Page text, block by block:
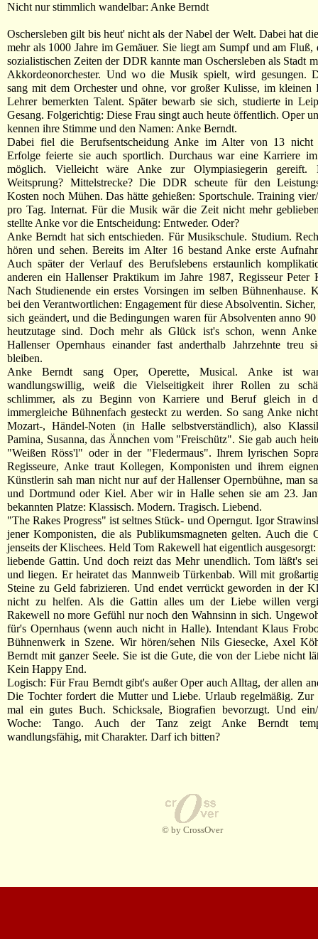
Nicht nur stimmlich wandelbar: Anke Berndt
Oschersleben gilt bis heut' nicht als der Nabel der Welt. Dabei hat
mehr als 1000 Jahre im Gemäuer. Sie liegt am Sumpf und am Fluß,
sozialistischen Zeiten der DDR kannte man Oschersleben als Stadt
Akkordeonorchester. Und wo die Musik spielt, wird gesungen.
sang mit dem Orchester und ohne, vor großer Kulisse, im kleinen
Lehrer bemerkten Talent. Später bewarb sie sich, studierte in
Gesang. Folgerichtig: Diese Frau singt auch heute öffentlich. Oper
kennen ihre Stimme und den Namen: Anke Berndt.
Dabei fiel die Berufsentscheidung Anke im Alter von 13 nicht
Erfolge feierte sie auch sportlich. Durchaus war eine Karriere
möglich. Vielleicht wäre Anke zur Olympiasiegerin gereift.
Weitsprung? Mittelstrecke? Die DDR scheute für den
Kosten noch Mühen. Das hätte gehießen: Sportschule. Training
pro Tag. Internat. Für die Musik wär die Zeit nicht mehr
stellte Anke vor die Entscheidung: Entweder. Oder?
Anke Berndt hat sich entschieden. Für Musikschule. Studium.
hören und sehen. Bereits im Alter 16 bestand Anke erste
Auch später der Verlauf des Berufslebens erstaunlich
anderen ein Hallenser Praktikum im Jahre 1987, Regisseur Peter
Nach Studienende ein erstes Vorsingen im selben Bühnenhause.
bei den Verantwortlichen: Engagement für diese Absolventin.
sich geändert, und die Bedingungen waren für Absolventen anno 90
heutzutage sind. Doch mehr als Glück ist's schon, wenn
Hallenser Opernhaus einander fast anderthalb Jahrzehnte treu
bleiben.
Anke Berndt sang Oper, Operette, Musical. Anke ist
wandlungswillig, weiß die Vielseitigkeit ihrer Rollen zu
schlimmer, als zu Beginn von Karriere und Beruf gleich in
immergleiche Bühnenfach gesteckt zu werden. So sang Anke
Mozart-, Händel-Noten (in Halle selbstverständlich), also
Pamina, Susanna, das Ännchen vom "Freischütz". Sie gab auch
"Weißen Röss'l" oder in der "Fledermaus". Ihrem lyrischen
Regisseure, Anke traut Kollegen, Komponisten und ihrem
Künstlerin sah man nicht nur auf der Hallenser Opernbühne, man
und Dortmund oder Kiel. Aber wir in Halle sehen sie am 23.
bekannten Platze: Klassisch. Modern. Tragisch. Liebend.
"The Rakes Progress" ist seltnes Stück- und Operngut. Igor
jener Komponisten, die als Publikumsmagneten gelten. Auch die
jenseits der Klischees. Held Tom Rakewell hat eigentlich
liebende Gattin. Und doch reizt das Mehr unendlich. Tom läßt's
und liegen. Er heiratet das Mannweib Türkenbab. Will mit
Steine zu Geld fabrizieren. Und endet verrückt geworden in der
nicht zu helfen. Als die Gattin alles um der Liebe willen
Rakewell no more Gefühl nur noch den Wahnsinn in sich.
für's Opernhaus (wenn auch nicht in Halle). Intendant Klaus
Bühnenwerk in Szene. Wir hören/sehen Nils Giesecke, Axel
Berndt mit ganzer Seele. Sie ist die Gute, die von der Liebe nicht
Kein Happy End.
Logisch: Für Frau Berndt gibt's außer Oper auch Alltag, der allen
Die Tochter fordert die Mutter und Liebe. Urlaub regelmäßig. Zur
mal ein gutes Buch. Schicksale, Biografien bevorzugt. Und
Woche: Tango. Auch der Tanz zeigt Anke Berndt
wandlungsfähig, mit Charakter. Darf ich bitten?
© by CrossOver